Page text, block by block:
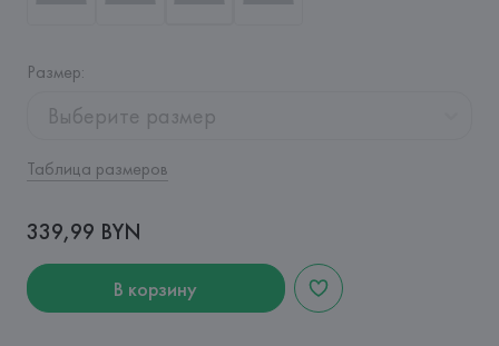
Размер:
Выберите размер
Таблица размеров
339,99 BYN
В корзину